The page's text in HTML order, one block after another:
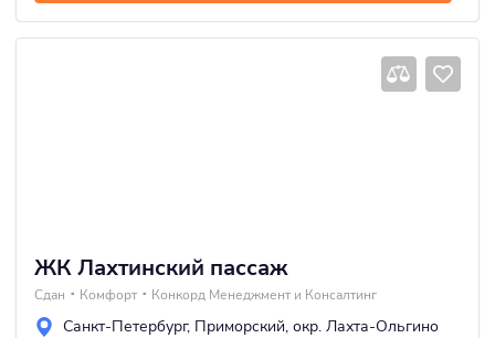
ЖК Лахтинский пассаж
Сдан Комфорт Конкорд Менеджмент и Консалтинг
Санкт-Петербург, Приморский, окр. Лахта-Ольгино